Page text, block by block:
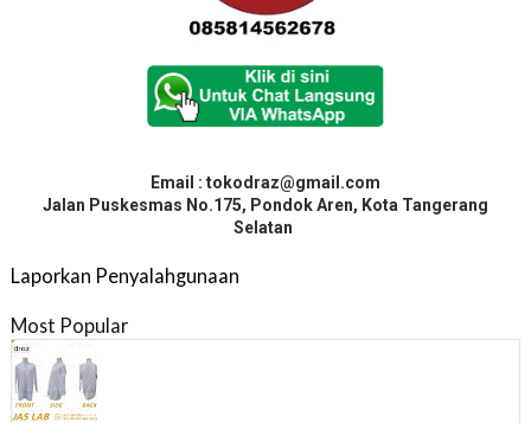
Email : tokodraz@gmail.com
Jalan Puskesmas No.175, Pondok Aren, Kota Tangerang
Selatan
Laporkan Penyalahgunaan
Most Popular